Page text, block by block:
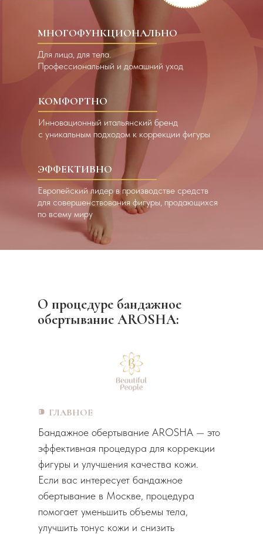
Европейский лидер в производстве средств
для совершенствования фигуры, продающихся
по всему миру
ЭФФЕКТИВНО
Для лица, для тела.
Профессиональный и домашний уход
МНОГОФУНКЦИОНАЛЬНО
Инновационный итальянский бренд
c уникальным подходом к коррекции фигуры
КОМФОРТНО
Бандажное обертывание AROSHA — это
эффективная процедура для коррекции
фигуры и улучшения качества кожи.
Если вас интересует бандажное
обертывание в Москве, процедура
помогает уменьшить объемы тела,
улучшить тонус кожи и снизить
ГЛАВНОЕ
⁍
О процедуре бандажное
обертывание AROSHA: